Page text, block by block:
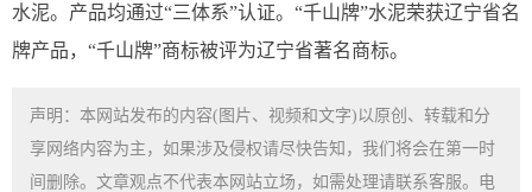
水泥。产品均通过“三体系”认证。“千山牌”水泥荣获辽宁省名
牌产品，“千山牌”商标被评为辽宁省著名商标。
声明：本网站发布的内容(图片、视频和文字)以原创、转载和分
享网络内容为主，如果涉及侵权请尽快告知，我们将会在第一时
间删除。文章观点不代表本网站立场，如需处理请联系客服。电